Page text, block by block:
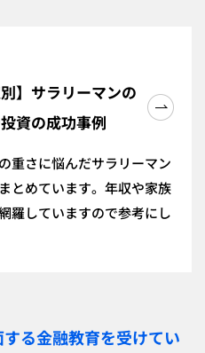
別】サラリーマンの
資の成功事例
重さに悩んだサラリーマン
とめています。年収や家族
羅していますので参考にし
る金融教育を受けてい